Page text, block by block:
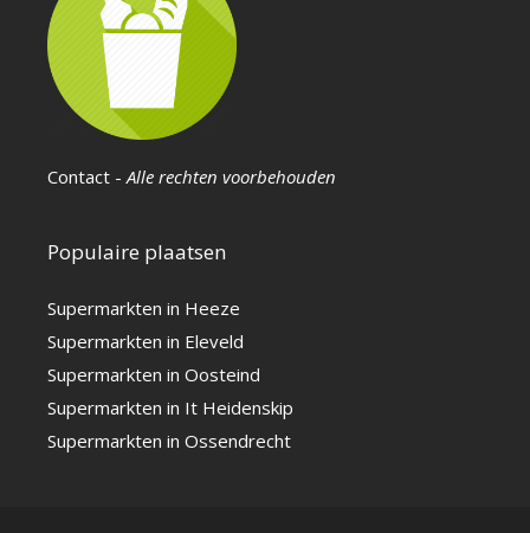
Contact - Alle rechten voorbehouden
Populaire plaatsen
Supermarkten in Heeze
Supermarkten in Eleveld
Supermarkten in Oosteind
Supermarkten in It Heidenskip
Supermarkten in Ossendrecht